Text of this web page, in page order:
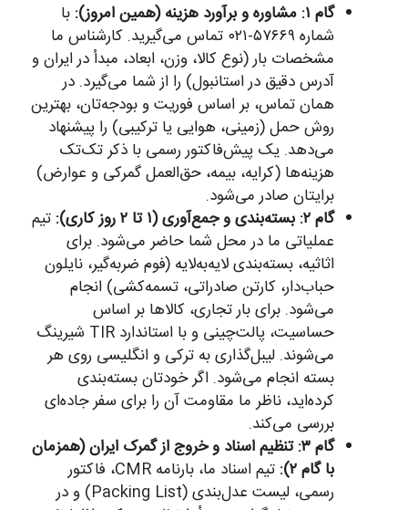
گام ۱: مشاوره و برآورد هزینه (همین امروز):
با
شماره ۵۷۶۶۹-۰۲۱ تماس می‌گیرید. کارشناس ما
مشخصات بار (نوع کالا، وزن، ابعاد، مبدأ در ایران و
آدرس دقیق در استانبول) را از شما می‌گیرد. در
همان تماس، بر اساس فوریت و بودجه‌تان، بهترین
روش حمل (زمینی، هوایی یا ترکیبی) را پیشنهاد
می‌دهد. یک پیش‌فاکتور رسمی با ذکر تک‌تک
هزینه‌ها (کرایه، بیمه، حق‌العمل گمرکی و عوارض)
برایتان صادر می‌شود.
گام ۲: بسته‌بندی و جمع‌آوری (۱ تا ۲ روز کاری):
تیم
عملیاتی ما در محل شما حاضر می‌شود. برای
اثاثیه، بسته‌بندی لایه‌به‌لایه (فوم ضربه‌گیر، نایلون
حباب‌دار، کارتن صادراتی، تسمه‌کشی) انجام
می‌شود. برای بار تجاری، کالاها بر اساس
حساسیت، پالت‌چینی و با استاندارد TIR شیرینگ
می‌شوند. لیبل‌گذاری به ترکی و انگلیسی روی هر
بسته انجام می‌شود. اگر خودتان بسته‌بندی
کرده‌اید، ناظر ما مقاومت آن را برای سفر جاده‌ای
بررسی می‌کند.
گام ۳: تنظیم اسناد و خروج از گمرک ایران (همزمان
با گام ۲):
تیم اسناد ما، بارنامه CMR، فاکتور
رسمی، لیست عدل‌بندی (Packing List) و در